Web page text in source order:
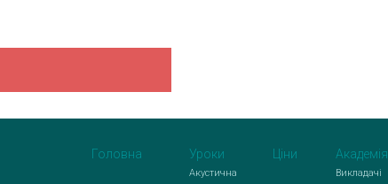
Головна Уроки
Акустична
Ціни Академія
Викладачі